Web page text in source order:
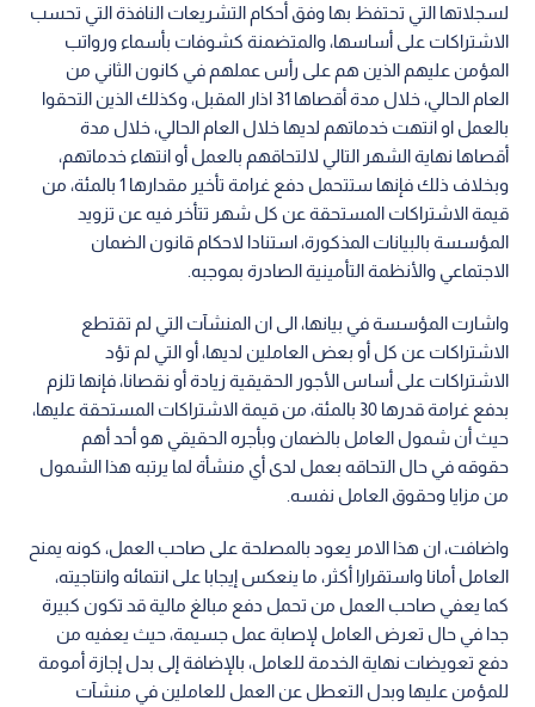
لسجلاتها التي تحتفظ بها وفق أحكام التشريعات النافذة التي تحسب
الاشتراكات على أساسها، والمتضمنة كشوفات بأسماء ورواتب
المؤمن عليهم الذين هم على رأس عملهم في كانون الثاني من
العام الحالي، خلال مدة أقصاها 31 اذار المقبل، وكذلك الذين التحقوا
بالعمل او انتهت خدماتهم لديها خلال العام الحالي، خلال مدة
أقصاها نهاية الشهر التالي لالتحاقهم بالعمل أو انتهاء خدماتهم،
وبخلاف ذلك فإنها ستتحمل دفع غرامة تأخير مقدارها 1 بالمئة، من
قيمة الاشتراكات المستحقة عن كل شهر تتأخر فيه عن تزويد
المؤسسة بالبيانات المذكورة، استنادا لاحكام قانون الضمان
الاجتماعي والأنظمة التأمينية الصادرة بموجبه.
واشارت المؤسسة في بيانها، الى ان المنشآت التي لم تقتطع
الاشتراكات عن كل أو بعض العاملين لديها، أو التي لم تؤد
الاشتراكات على أساس الأجور الحقيقية زيادة أو نقصانا، فإنها تلزم
بدفع غرامة قدرها 30 بالمئة، من قيمة الاشتراكات المستحقة عليها،
حيث أن شمول العامل بالضمان وبأجره الحقيقي هو أحد أهم
حقوقه في حال التحاقه بعمل لدى أي منشأة لما يرتبه هذا الشمول
من مزايا وحقوق العامل نفسه.
واضافت، ان هذا الامر يعود بالمصلحة على صاحب العمل، كونه يمنح
العامل أمانا واستقرارا أكثر، ما ينعكس إيجابا على انتمائه وانتاجيته،
كما يعفي صاحب العمل من تحمل دفع مبالغ مالية قد تكون كبيرة
جدا في حال تعرض العامل لإصابة عمل جسيمة، حيث يعفيه من
دفع تعويضات نهاية الخدمة للعامل، بالإضافة إلى بدل إجازة أمومة
للمؤمن عليها وبدل التعطل عن العمل للعاملين في منشآت